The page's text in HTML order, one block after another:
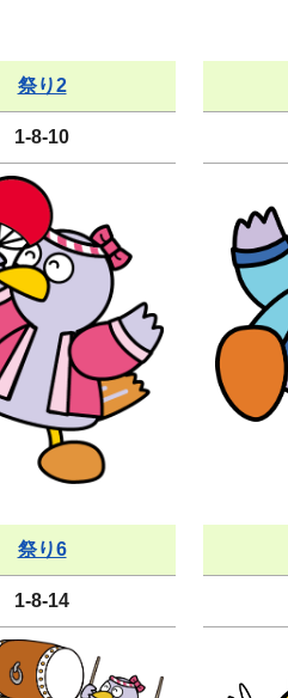
祭り2
1-8-10
祭り6
1-8-14